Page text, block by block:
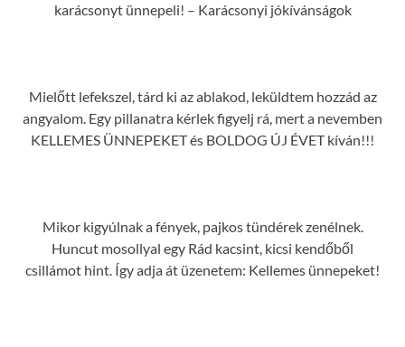
karácsonyt ünnepeli! – Karácsonyi jókívánságok
Mielőtt lefekszel, tárd ki az ablakod, leküldtem hozzád az
angyalom. Egy pillanatra kérlek figyelj rá, mert a nevemben
KELLEMES ÜNNEPEKET és BOLDOG ÚJ ÉVET kíván!!!
Mikor kigyúlnak a fények, pajkos tündérek zenélnek.
Huncut mosollyal egy Rád kacsint, kicsi kendőből
csillámot hint. Így adja át üzenetem: Kellemes ünnepeket!